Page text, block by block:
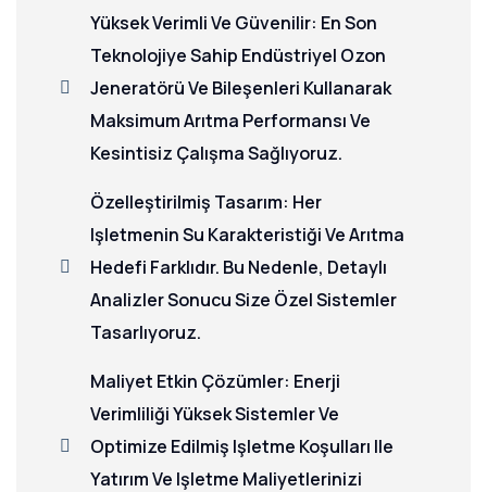
Yüksek Verimli Ve Güvenilir: En Son
Teknolojiye Sahip Endüstriyel Ozon
Jeneratörü Ve Bileşenleri Kullanarak
Maksimum Arıtma Performansı Ve
Kesintisiz Çalışma Sağlıyoruz.
Özelleştirilmiş Tasarım: Her
Işletmenin Su Karakteristiği Ve Arıtma
Hedefi Farklıdır. Bu Nedenle, Detaylı
Analizler Sonucu Size Özel Sistemler
Tasarlıyoruz.
Maliyet Etkin Çözümler: Enerji
Verimliliği Yüksek Sistemler Ve
Optimize Edilmiş Işletme Koşulları Ile
Yatırım Ve Işletme Maliyetlerinizi